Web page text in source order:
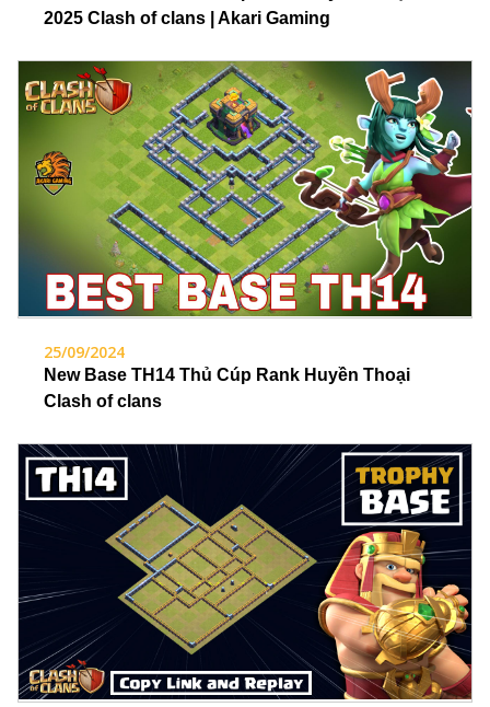
2025 Clash of clans | Akari Gaming
25/09/2024
New Base TH14 Thủ Cúp Rank Huyền Thoại
Clash of clans